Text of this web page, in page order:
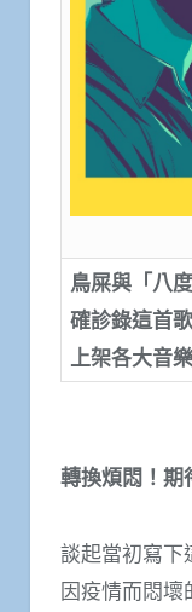
鳥屎與「八
確診錄這首
上架各大音
轉換煩悶！期
談起當初寫下
因疫情而悶壞